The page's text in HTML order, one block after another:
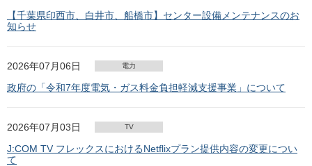
【千葉県印西市、白井市、船橋市】センター設備メンテナンスのお
知らせ
2026年07月06日 電力
政府の「令和7年度電気・ガス料金負担軽減支援事業」について
2026年07月03日 TV
J:COM TV フレックスにおけるNetflixプラン提供内容の変更につい
て